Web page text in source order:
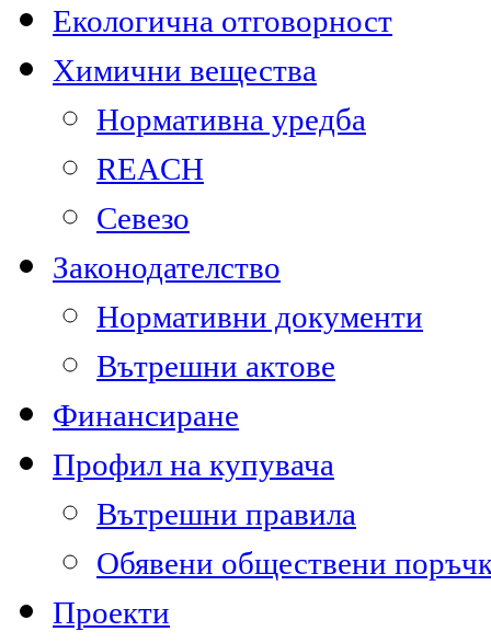
Екологична отговорност
Химични вещества
Нормативна уредба
REACH
Севезо
Законодателство
Нормативни документи
Вътрешни актове
Финансиране
Профил на купувача
Вътрешни правила
Обявени обществени
Проекти